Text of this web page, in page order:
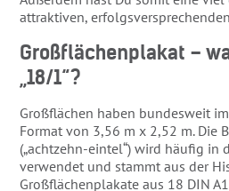
attraktiven,
Großflächenplakat –
„18/1“?
Großflächen haben bundesweit
Format von 3,56 m x 2,52 m. Die
(„achtzehn-eintel“) wird häufig in
verwendet und stammt aus der
Großflächenplakate aus 18 DIN